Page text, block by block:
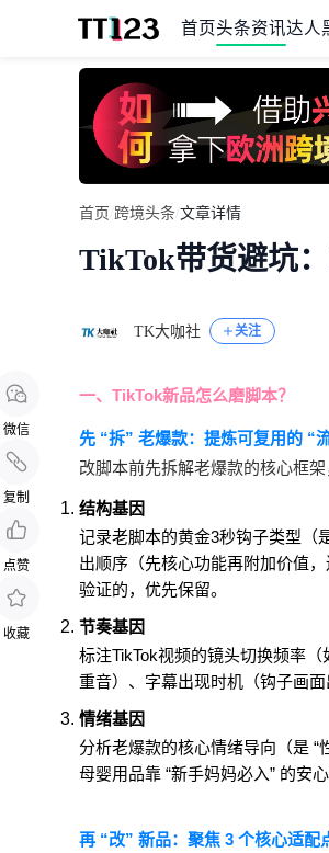
首页头条资讯达人
of
微信
复制
点赞
收藏
首页 跨境头条 文章详情
TikTok带货避坑
TK大咖社 关注
一、TikTok新品怎么磨脚本？
先 “拆” 老爆款：提炼可复用的 “
改脚本前先拆解老爆款的核心框架
结构基因
记录老脚本的黄金3秒钩子类型（
出顺序（先核心功能再附加价值
验证的，优先保留。
节奏基因
标注TikTok视频的镜头切换频率
重音）、字幕出现时机（钩子画
情绪基因
分析老爆款的核心情绪导向（是 “
母婴用品靠 “新手妈妈必入” 的安
再 “改” 新品：聚焦 3 个核心适配